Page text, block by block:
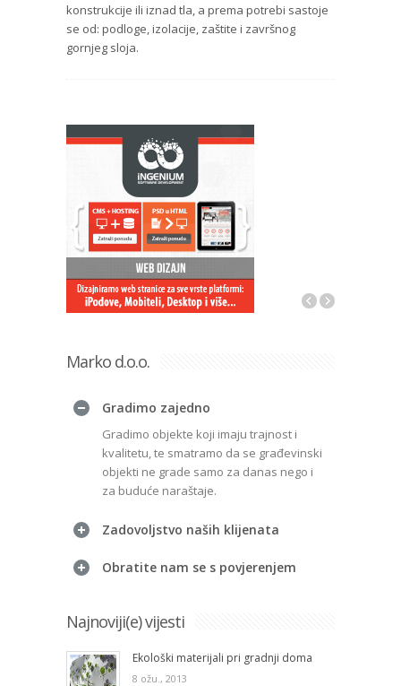
konstrukcije ili iznad tla, a prema potrebi sastoje
se od: podloge, izolacije, zaštite i završnog
gornjeg sloja.
Marko d.o.o.
Gradimo zajedno
Gradimo objekte koji imaju trajnost i
kvalitetu, te smatramo da se građevinski
objekti ne grade samo za danas nego i
za buduće naraštaje.
Zadovoljstvo naših klijenata
Obratite nam se s povjerenjem
Najnoviji(e) vijesti
Ekološki materijali pri gradnji doma
8 ožu., 2013